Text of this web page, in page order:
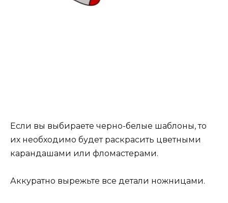
Если вы выбираете черно-белые шаблоны, то
их необходимо будет раскрасить цветными
карандашами или фломастерами.
Аккуратно вырежьте все детали ножницами.